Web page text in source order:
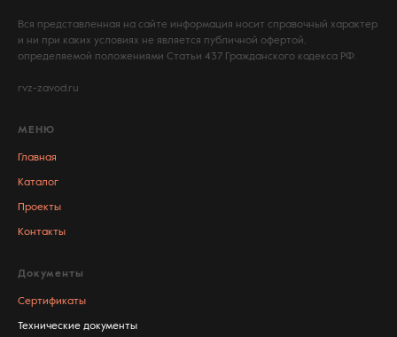
Вся представленная на сайте информация носит справочный характер
и ни при каких условиях не является публичной офертой,
определяемой положениями Статьи 437 Гражданского кодекса РФ.
rvz-zavod.ru
МЕНЮ
Главная
Каталог
Проекты
Контакты
Документы
Сертификаты
Технические документы